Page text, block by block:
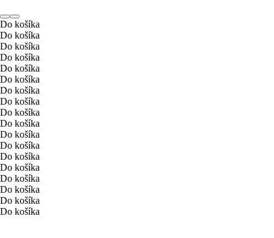
Do košíka
Do košíka
Do košíka
Do košíka
Do košíka
Do košíka
Do košíka
Do košíka
Do košíka
Do košíka
Do košíka
Do košíka
Do košíka
Do košíka
Do košíka
Do košíka
Do košíka
Do košíka